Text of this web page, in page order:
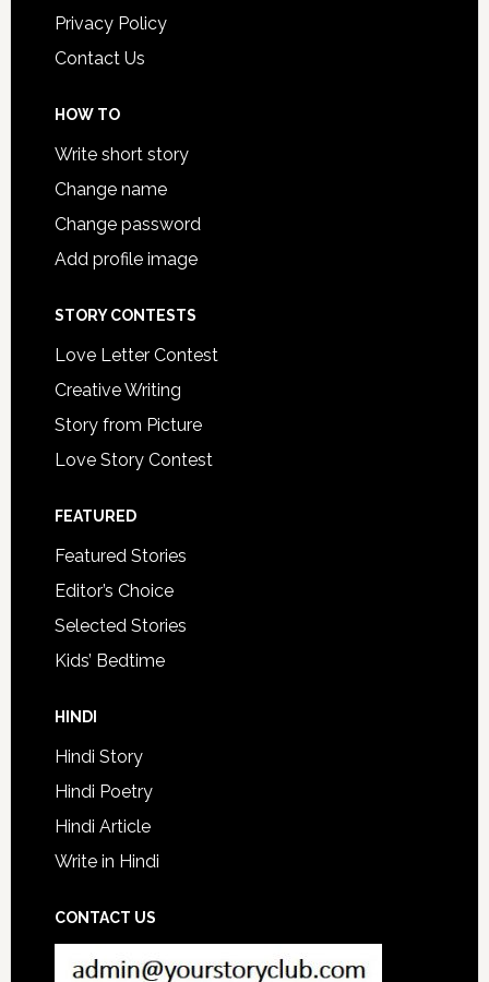
Privacy Policy
Contact Us
HOW TO
Write short story
Change name
Change password
Add profile image
STORY CONTESTS
Love Letter Contest
Creative Writing
Story from Picture
Love Story Contest
FEATURED
Featured Stories
Editor’s Choice
Selected Stories
Kids’ Bedtime
HINDI
Hindi Story
Hindi Poetry
Hindi Article
Write in Hindi
CONTACT US